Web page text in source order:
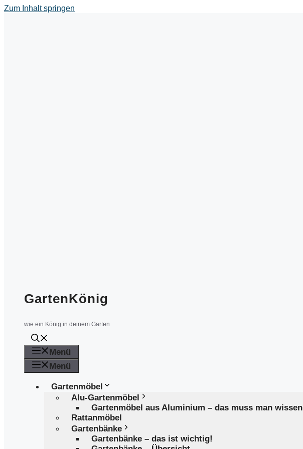
Zum Inhalt springen
GartenKönig
wie ein König in deinem Garten
Menü
Menü
Gartenmöbel
Alu-Gartenmöbel
Gartenmöbel aus Aluminium – das muss man wissen
Rattanmöbel
Gartenbänke
Gartenbänke – das ist wichtig!